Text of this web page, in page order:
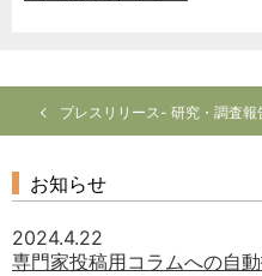
プレスリリース- 研究・調査報
お知らせ
2024.4.22
専門家投稿用コラムへの自